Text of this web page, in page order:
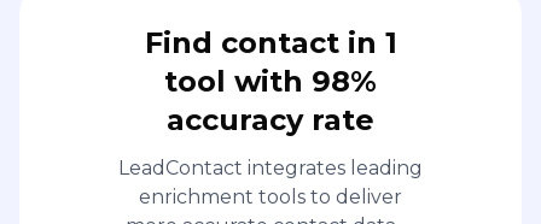
Find contact in 1
tool with 98%
accuracy rate
LeadContact integrates leading
enrichment tools to deliver